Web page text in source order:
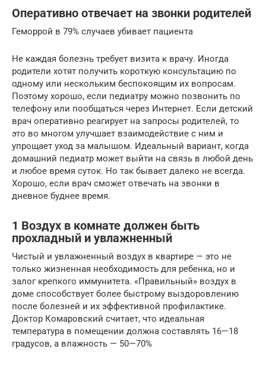
Оперативно отвечает на звонки родителей
Геморрой в 79% случаев убивает пациента
Не каждая болезнь требует визита к врачу. Иногда
родители хотят получить короткую консультацию по
одному или нескольким беспокоящим их вопросам.
Поэтому хорошо, если педиатру можно позвонить по
телефону или пообщаться через Интернет. Если детский
врач оперативно реагирует на запросы родителей, то
это во многом улучшает взаимодействие с ним и
упрощает уход за малышом. Идеальный вариант, когда
домашний педиатр может выйти на связь в любой день
и любое время суток. Но так бывает далеко не всегда.
Хорошо, если врач сможет отвечать на звонки в
дневное буднее время.
1 Воздух в комнате должен быть
прохладный и увлажненный
Чистый и увлажненный воздух в квартире — это не
только жизненная необходимость для ребенка, но и
залог крепкого иммунитета. «Правильный» воздух в
доме способствует более быстрому выздоровлению
после болезней и их эффективной профилактике.
Доктор Комаровский считает, что идеальная
температура в помещении должна составлять 16—18
градусов, а влажность — 50—70%